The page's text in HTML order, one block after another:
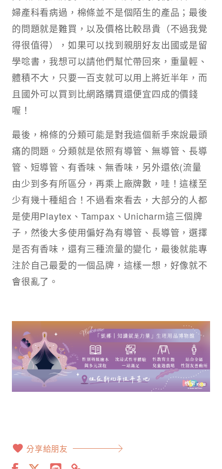
婦產科看病過，棉條並不是個陌生的產品；最後
的問題就是難買，以及價格比較昂貴（不過我覺
得很值得），如果可以找到親朋好友出國或是留
學唸書，我想可以請他們幫忙帶回來，重量輕、
體積不大，只要一百支就可以用上將近半年，而
且國外可以買到比網路購買還便宜四成的價錢
喔！
最後，棉條的分類可能是對我這個新手來說最頭
痛的問題。分類就是依照有導管、無導管、長導
管、短導管、有香味、無香味，另外還依(流量
由少到多有所區分，再乘上廠牌數，哇！這樣至
少有幾十種組合！不過看來看去，大部分的人都
是使用Playtex、Tampax、Unicharm這三個牌
子，然後大多使用偏好為有導管、長導管，選擇
是否有香味，還有三種流量的變化，最後就能專
注於自己最愛的一個品牌，這樣一想，好像就不
會很亂了。
分享給朋友